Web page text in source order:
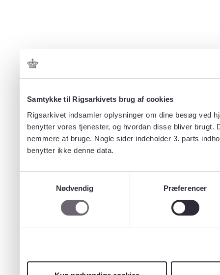
Samtykke til Rigsarkivets brug af cookies
Rigsarkivet indsamler oplysninger om dine besøg ved
benytter vores tjenester, og hvordan disse bliver
nemmere at bruge. Nogle sider indeholder 3. parts
benytter ikke denne data.
Nødvendig
Præferencer